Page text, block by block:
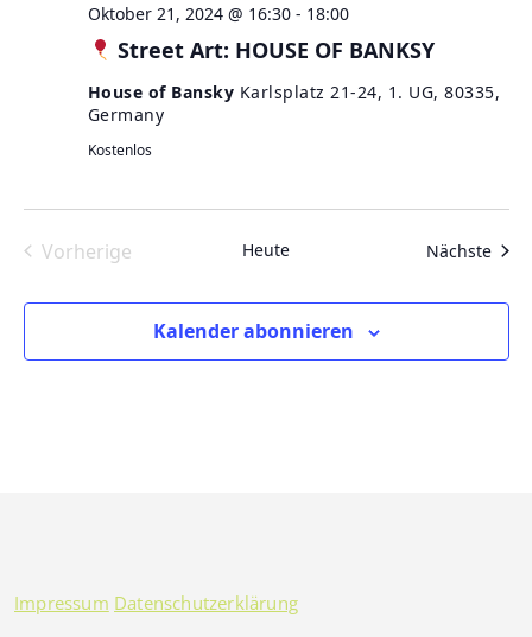
Street Art: HOUSE OF BANKSY
Oktober 21, 2024 @ 16:30- 18:00
House of Bansky Karlsplatz 21-24, 1. UG, 80335,
Germany
Kostenlos
Vorherige
Heute Nächste
Kalender abonnieren
Impressum Datenschutzerklärung